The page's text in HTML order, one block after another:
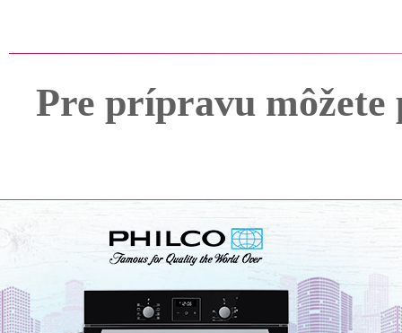
Pre prípravu